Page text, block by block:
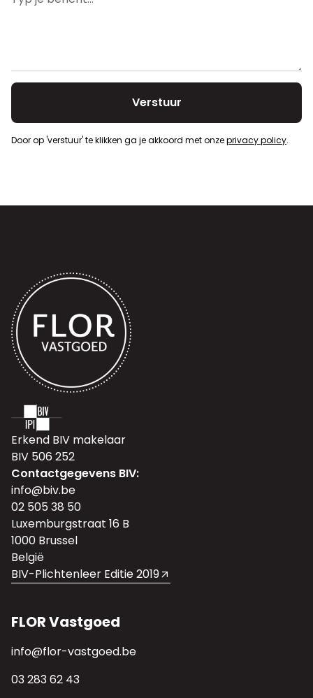
Door op 'verstuur' te klikken ga je akkoord met onzeprivacy policy.
Erkend BIV makelaar
BIV 506 252
Contactgegevens BIV:
info@biv.be
02 505 38 50
Luxemburgstraat 16 B
1000 Brussel
België
BIV-Plichtenleer Editie 2019
FLOR Vastgoed
info@flor-vastgoed.be
03 283 62 43